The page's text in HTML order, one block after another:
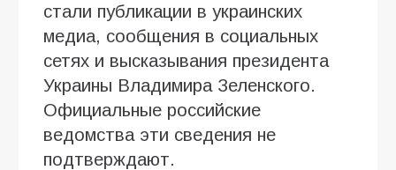
стали публикации в украинских
медиа, сообщения в социальных
сетях и высказывания президента
Украины Владимира Зеленского.
Официальные российские
ведомства эти сведения не
подтверждают.